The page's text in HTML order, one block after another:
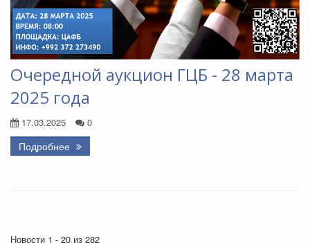
Очередной аукцион ГЦБ - 28 марта
2025 года
17.03.2025 0
Подробнее
Новости 1 - 20 из 282